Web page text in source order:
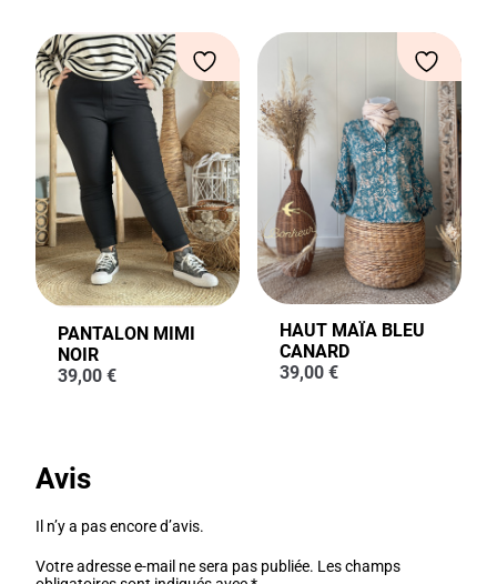
PANTALON MIMI
NOIR
39,00 €
HAUT MAÏA BLEU
CANARD
39,00 €
Avis
Il n’y a pas encore d’avis.
Votre adresse e-mail ne sera pas publiée. Les champs